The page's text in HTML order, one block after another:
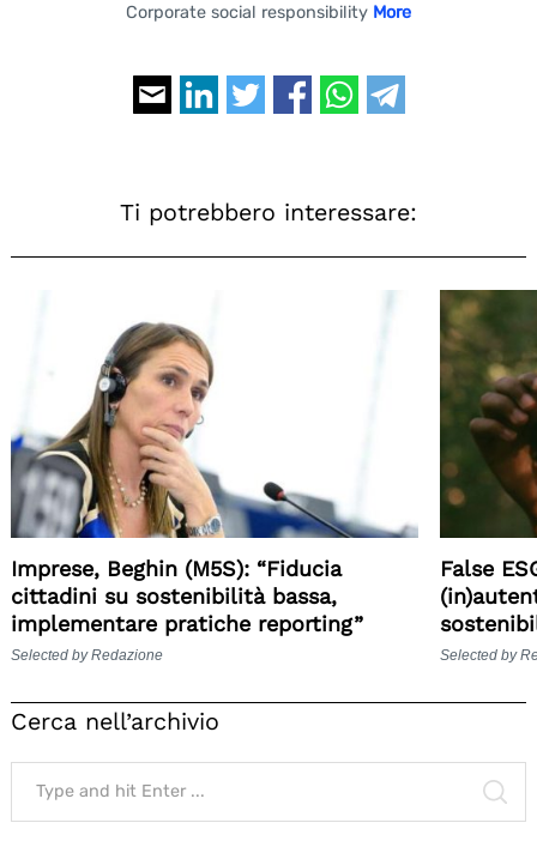
Corporate social responsibility More
Ti potrebbero interessare:
Imprese, Beghin (M5S): “Fiducia
cittadini su sostenibilità bassa,
implementare pratiche reporting”
Selected by Redazione
False
Selected by
Cerca nell’archivio
Search
for: